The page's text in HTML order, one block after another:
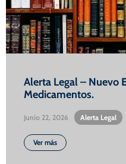
Alerta Legal – Nuevo
Medicamentos.
Junio 22, 2026 Alerta Legal
Ver más